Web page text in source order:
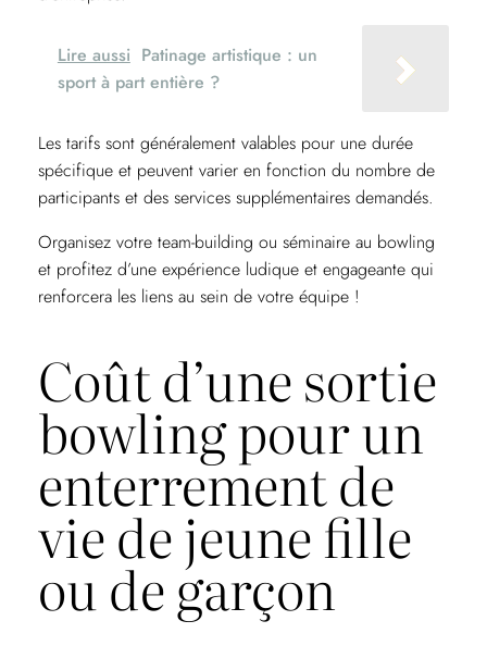
Lire aussi Patinage artistique : un
sport à part entière ?
Les tarifs sont généralement valables pour une durée
spécifique et peuvent varier en fonction du nombre de
participants et des services supplémentaires demandés.
Organisez votre team-building ou séminaire au bowling
et profitez d’une expérience ludique et engageante qui
renforcera les liens au sein de votre équipe !
Coût d’une sortie
bowling pour un
enterrement de
vie de jeune fille
ou de garçon